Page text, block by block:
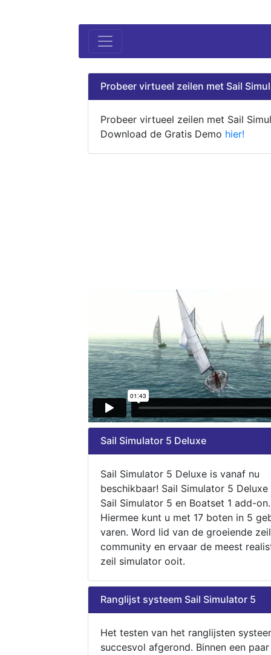
Probeer virtueel zeilen met Sail
Probeer virtueel zeilen met Sail
Download de Gratis Demo hier!
Sail Simulator 5 Deluxe
Sail Simulator 5 Deluxe is vanaf nu
beschikbaar! Sail Simulator 5
Sail Simulator 5 en Boatset 1 add-on.
Hiermee kunt u met 17 boten in 5
varen. Word lid van de groeiende zeil
community en ervaar de meest
zeil simulator ooit.
Ranglijst systeem Sail Simulator 5
Het testen van het ranglijsten
succesvol afgerond. Binnen een